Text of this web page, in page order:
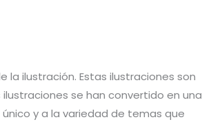
ilustración. Estas ilustraciones son
se han convertido en una
y a la variedad de temas que